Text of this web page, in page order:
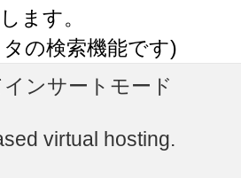
ます。
の検索機能です)
ンサートモード
virtual hosting.